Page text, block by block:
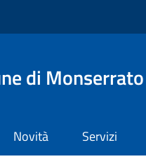
di Monserrato
Novità Servizi